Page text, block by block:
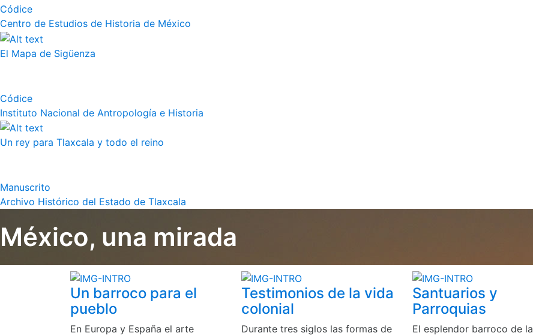
Códice
Centro de Estudios de Historia de México
El Mapa de Sigüenza
Códice
Instituto Nacional de Antropología e Historia
Un rey para Tlaxcala y todo el reino
Manuscrito
Archivo Histórico del Estado de Tlaxcala
México, una mirada
Un barroco para el
pueblo
En Europa y España el arte
Testimonios de la vida
colonial
Durante tres siglos las formas de
Santuarios y
Parroquias
El esplendor barroco de la